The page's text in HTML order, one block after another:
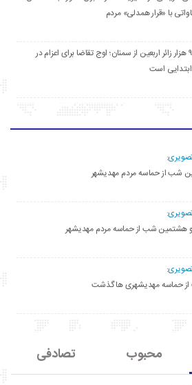
ثبت‌نام ۹ هزار زائر اربعین از سمنان؛ اوج تقاضا برای اعزام در
است
شب از حماسه مردم مهدیشهر
شب از حماسه مردم مهدیشهر
محبوب تصادفی